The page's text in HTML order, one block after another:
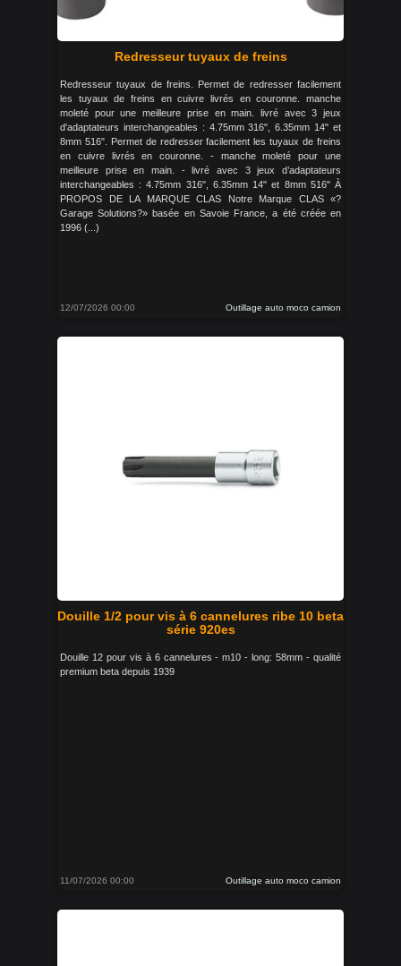
Redresseur tuyaux de freins
Redresseur tuyaux de freins. Permet de redresser facilement
les tuyaux de freins en cuivre livrés en couronne. manche
moleté pour une meilleure prise en main. livré avec 3 jeux
d'adaptateurs interchangeables : 4.75mm 316", 6.35mm 14" et
8mm 516". Permet de redresser facilement les tuyaux de freins
en cuivre livrés en couronne. - manche moleté pour une
meilleure prise en main. - livré avec 3 jeux d’adaptateurs
interchangeables : 4.75mm 316", 6.35mm 14" et 8mm 516" À
PROPOS DE LA MARQUE CLAS Notre Marque CLAS «?
Garage Solutions?» basée en Savoie France, a été créée en
1996 (...)
12/07/2026 00:00 Outillage auto moco camion
Douille 1/2 pour vis à 6 cannelures ribe 10 beta
série 920es
Douille 12 pour vis à 6 cannelures - m10 - long: 58mm - qualité
premium beta depuis 1939
11/07/2026 00:00 Outillage auto moco camion